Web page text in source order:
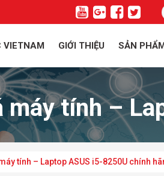
VIETNAM GIỚI THIỆU SẢN
máy tính –
tính – Laptop ASUS i5-8250U chính